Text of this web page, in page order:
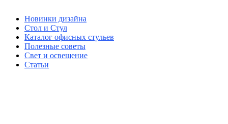
Новинки дизайна
Стол и Стул
Каталог офисных стульев
Полезные советы
Свет и освещение
Статьи